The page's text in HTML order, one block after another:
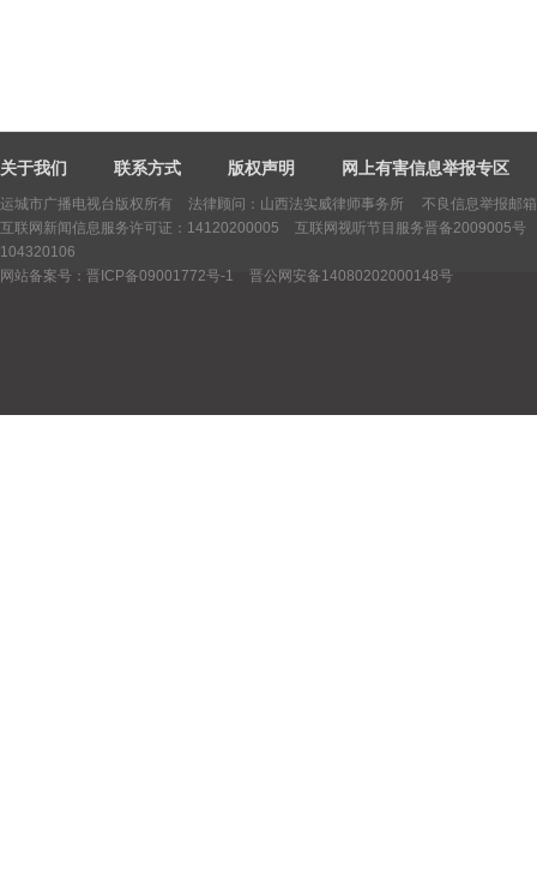
关于我们 联系方式 版权声明 网上有害信息举报专区
运城市广播电视台版权所有
法律顾问：山西法实威律师事务所 不良信息举报邮
互联网新闻信息服务许可证：14120200005
互联网视听节目服务晋备2009005号
104320106
网站备案号：晋ICP备09001772号-1
晋公网安备14080202000148号